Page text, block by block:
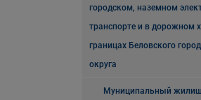
городском, наземном
транспорте и в дорожном
границах Беловского
округа
Муниципальный